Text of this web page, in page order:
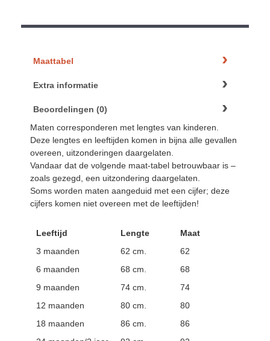
Maattabel
Extra informatie
Beoordelingen (0)
Maten corresponderen met lengtes van kinderen.
Deze lengtes en leeftijden komen in bijna alle gevallen
overeen, uitzonderingen daargelaten.
Vandaar dat de volgende maat-tabel betrouwbaar is –
zoals gezegd, een uitzondering daargelaten.
Soms worden maten aangeduid met een cijfer; deze
cijfers komen niet overeen met de leeftijden!
Leeftijd Lengte
Maat
3 maanden
62 cm.
62
6 maanden
68 cm.
68
9 maanden
74 cm.
74
12 maanden
80 cm.
80
18 maanden
86 cm.
86